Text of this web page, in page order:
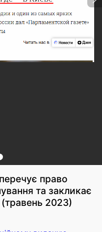
право
та закликає
(травень 2023)